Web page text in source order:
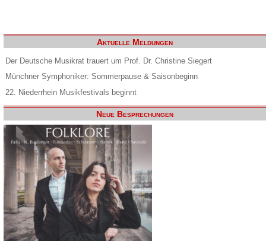
Aktuelle Meldungen
Der Deutsche Musikrat trauert um Prof. Dr. Christine Siegert
Münchner Symphoniker: Sommerpause & Saisonbeginn
22. Niederrhein Musikfestivals beginnt
Neue Besprechungen